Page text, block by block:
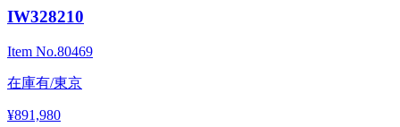
IW328210
Item No.80469
在庫有/東京
¥891,980